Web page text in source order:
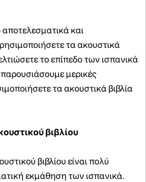
αποτελεσματικά και
τα ακουστικά
το επίπεδο των ισπανικά
μερικές
τα ακουστικά βιβλία
βιβλίου
βιβλίου είναι πολύ
εκμάθηση των ισπανικά.